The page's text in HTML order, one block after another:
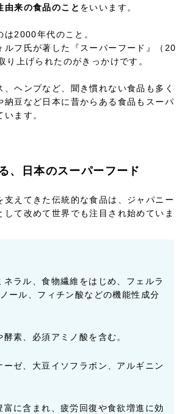
由来の食品のこと をいいます。
2000年代のこと。
ルフ氏が著した『スーパーフード』（20
り上げられたのがきっかけです。
、ヘンプなど、聞き慣れない食品も多く
納豆など日本に昔からある食品もスーパ
ます。
、日本のスーパーフード
支えてきた伝統的な食品は、ジャパニー
して改めて世界でも注目され始めていま
ネラル、食物繊維をはじめ、フェルラ
ール、フィチン酸などの機能性成分
酵素、必須アミノ酸を含む。
ーゼ、大豆イソフラボン、アルギニン
富に含まれ、疲労回復や食欲増進に効